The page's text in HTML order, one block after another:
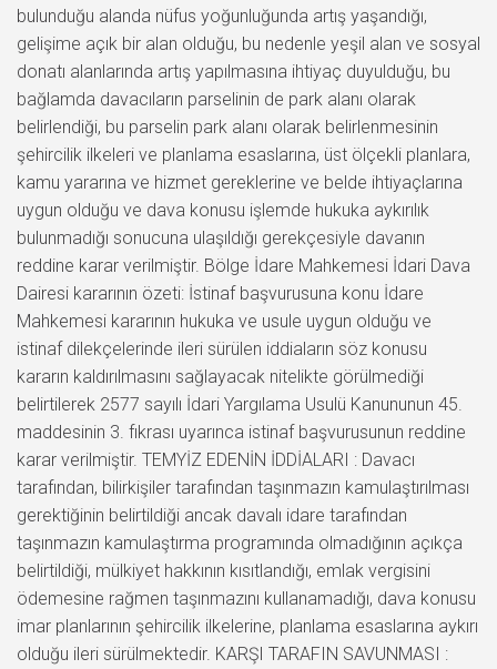
bulunduğu alanda nüfus yoğunluğunda artış yaşandığı,
gelişime açık bir alan olduğu, bu nedenle yeşil alan ve sosyal
donatı alanlarında artış yapılmasına ihtiyaç duyulduğu, bu
bağlamda davacıların parselinin de park alanı olarak
belirlendiği, bu parselin park alanı olarak belirlenmesinin
şehircilik ilkeleri ve planlama esaslarına, üst ölçekli planlara,
kamu yararına ve hizmet gereklerine ve belde ihtiyaçlarına
uygun olduğu ve dava konusu işlemde hukuka aykırılık
bulunmadığı sonucuna ulaşıldığı gerekçesiyle davanın
reddine karar verilmiştir. Bölge İdare Mahkemesi İdari Dava
Dairesi kararının özeti: İstinaf başvurusuna konu İdare
Mahkemesi kararının hukuka ve usule uygun olduğu ve
istinaf dilekçelerinde ileri sürülen iddiaların söz konusu
kararın kaldırılmasını sağlayacak nitelikte görülmediği
belirtilerek 2577 sayılı İdari Yargılama Usulü Kanununun 45.
maddesinin 3. fıkrası uyarınca istinaf başvurusunun reddine
karar verilmiştir. TEMYİZ EDENİN İDDİALARI : Davacı
tarafından, bilirkişiler tarafından taşınmazın kamulaştırılması
gerektiğinin belirtildiği ancak davalı idare tarafından
taşınmazın kamulaştırma programında olmadığının açıkça
belirtildiği, mülkiyet hakkının kısıtlandığı, emlak vergisini
ödemesine rağmen taşınmazını kullanamadığı, dava konusu
imar planlarının şehircilik ilkelerine, planlama esaslarına aykırı
olduğu ileri sürülmektedir. KARŞI TARAFIN SAVUNMASI :